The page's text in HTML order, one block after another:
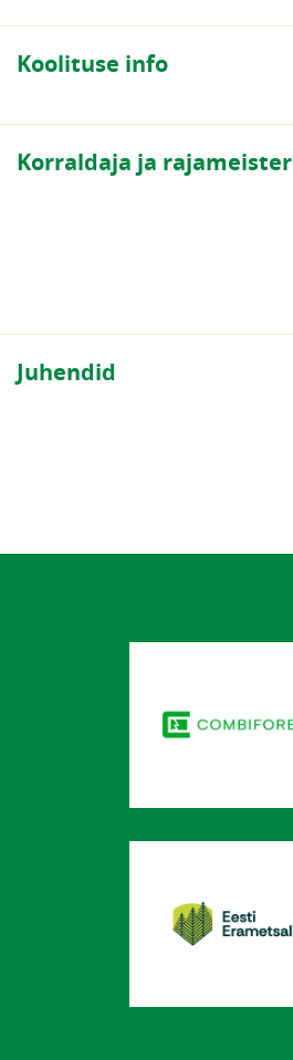
Koolituse info
Korraldaja ja rajameister
Juhendid